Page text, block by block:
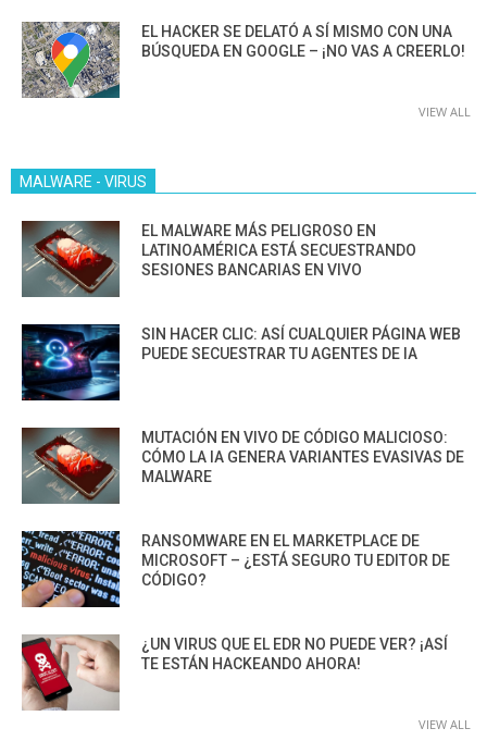
EL HACKER SE DELATÓ A SÍ MISMO CON UNA
BÚSQUEDA EN GOOGLE – ¡NO VAS A CREERLO!
VIEW ALL
MALWARE - VIRUS
EL MALWARE MÁS PELIGROSO EN
LATINOAMÉRICA ESTÁ SECUESTRANDO
SESIONES BANCARIAS EN VIVO
SIN HACER CLIC: ASÍ CUALQUIER PÁGINA WEB
PUEDE SECUESTRAR TU AGENTES DE IA
MUTACIÓN EN VIVO DE CÓDIGO MALICIOSO:
CÓMO LA IA GENERA VARIANTES EVASIVAS DE
MALWARE
RANSOMWARE EN EL MARKETPLACE DE
MICROSOFT – ¿ESTÁ SEGURO TU EDITOR DE
CÓDIGO?
¿UN VIRUS QUE EL EDR NO PUEDE VER? ¡ASÍ
TE ESTÁN HACKEANDO AHORA!
VIEW ALL